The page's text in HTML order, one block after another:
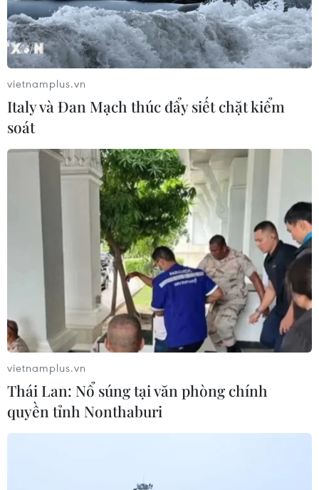
vietnamplus.vn
Italy và Đan Mạch thúc đẩy siết chặt kiểm
soát
vietnamplus.vn
Thái Lan: Nổ súng tại văn phòng chính
quyền tỉnh Nonthaburi